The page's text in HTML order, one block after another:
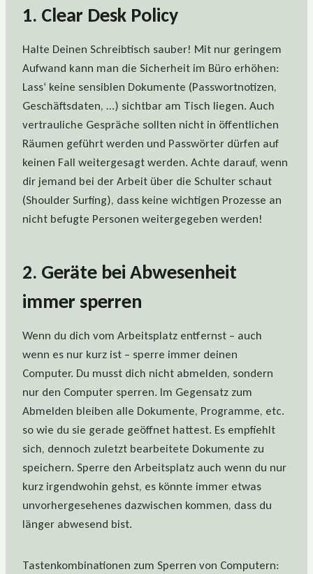
1. Clear Desk Policy
Halte Deinen Schreibtisch sauber! Mit nur geringem
Aufwand kann man die Sicherheit im Büro erhöhen:
Lass‘ keine sensiblen Dokumente (Passwortnotizen,
Geschäftsdaten, …) sichtbar am Tisch liegen. Auch
vertrauliche Gespräche sollten nicht in öffentlichen
Räumen geführt werden und Passwörter dürfen auf
keinen Fall weitergesagt werden. Achte darauf, wenn
dir jemand bei der Arbeit über die Schulter schaut
(Shoulder Surfing), dass keine wichtigen Prozesse an
nicht befugte Personen weitergegeben werden!
2. Geräte bei Abwesenheit
immer sperren
Wenn du dich vom Arbeitsplatz entfernst – auch
wenn es nur kurz ist – sperre immer deinen
Computer. Du musst dich nicht abmelden, sondern
nur den Computer sperren. Im Gegensatz zum
Abmelden bleiben alle Dokumente, Programme, etc.
so wie du sie gerade geöffnet hattest. Es empfiehlt
sich, dennoch zuletzt bearbeitete Dokumente zu
speichern. Sperre den Arbeitsplatz auch wenn du nur
kurz irgendwohin gehst, es könnte immer etwas
unvorhergesehenes dazwischen kommen, dass du
länger abwesend bist.
Tastenkombinationen zum Sperren von Computern: